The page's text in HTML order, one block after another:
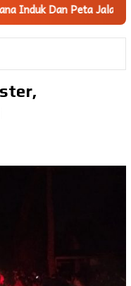
Jalan Pemajuan Iptek